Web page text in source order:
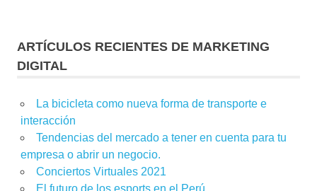
ARTÍCULOS RECIENTES DE MARKETING
DIGITAL
La bicicleta como nueva forma de transporte e
interacción
Tendencias del mercado a tener en cuenta para tu
empresa o abrir un negocio.
Conciertos Virtuales 2021